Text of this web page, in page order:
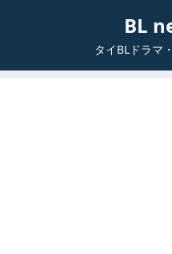
BL
タイBLドラマ